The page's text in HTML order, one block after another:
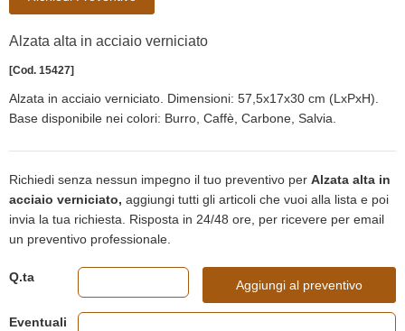
Alzata alta in acciaio verniciato
[Cod. 15427]
Alzata in acciaio verniciato. Dimensioni: 57,5x17x30 cm (LxPxH).
Base disponibile nei colori: Burro, Caffè, Carbone, Salvia.
Richiedi senza nessun impegno il tuo preventivo per Alzata alta in
acciaio verniciato, aggiungi tutti gli articoli che vuoi alla lista e poi
invia la tua richiesta. Risposta in 24/48 ore, per ricevere per email
un preventivo professionale.
Q.ta
Aggiungi al preventivo
Eventuali